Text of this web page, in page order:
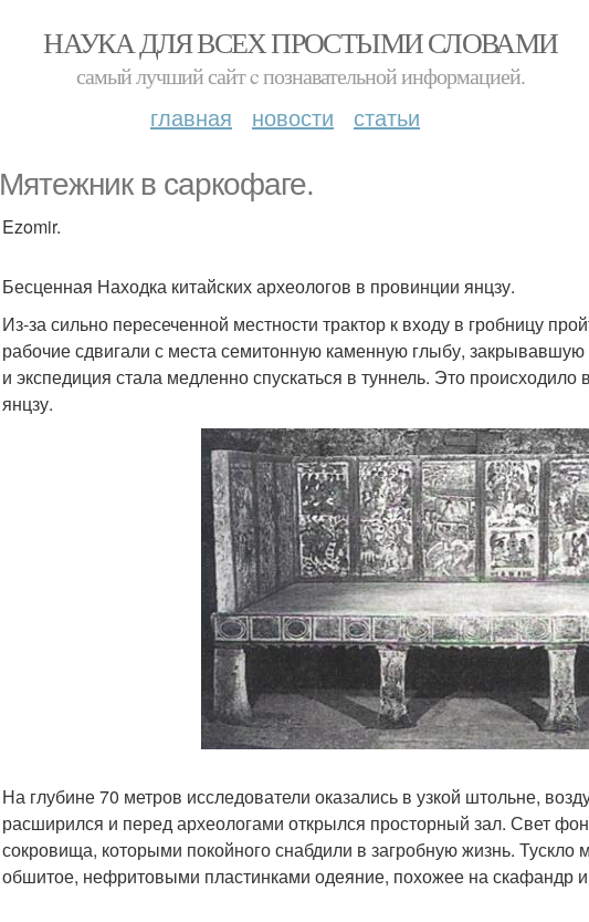
НАУКА ДЛЯ ВСЕХ ПРОСТЫМИ СЛОВАМИ
самый лучший сайт c познавательной информацией.
главная новости статьи
Мятежник в саркофаге.
Ezomir.
Бесценная Находка китайских археологов в провинции янцзу.
Из-за сильно пересеченной местности трактор к входу в гробницу
рабочие сдвигали с места семитонную каменную глыбу,
и экспедиция стала медленно спускаться в туннель. Это
янцзу.
На глубине 70 метров исследователи оказались в узкой штольне,
расширился и перед археологами открылся просторный зал. Свет
сокровища, которыми покойного снабдили в загробную жизнь. Тускло
обшитое, нефритовыми пластинками одеяние, похожее на скафандр